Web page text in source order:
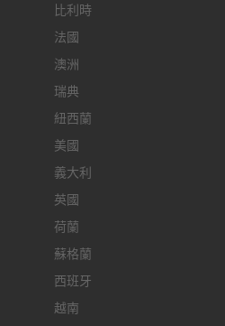
比利時
法國
澳洲
瑞典
紐西蘭
美國
義大利
英國
荷蘭
蘇格蘭
西班牙
越南